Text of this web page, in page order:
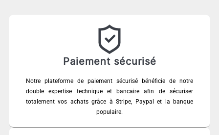
Paiement sécurisé
Notre plateforme de paiement sécurisé bénéficie de notre
double expertise technique et bancaire afin de sécuriser
totalement vos achats grâce à Stripe, Paypal et la banque
populaire.